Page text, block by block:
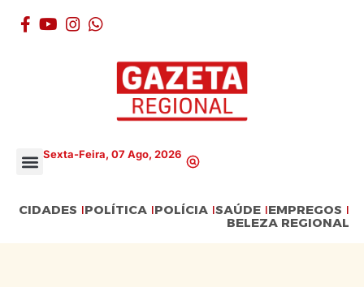
Sexta-Feira, 07 Ago, 2026
CIDADES POLÍTICA POLÍCIA SAÚDE EMPREGOS
BELEZA REGIONAL